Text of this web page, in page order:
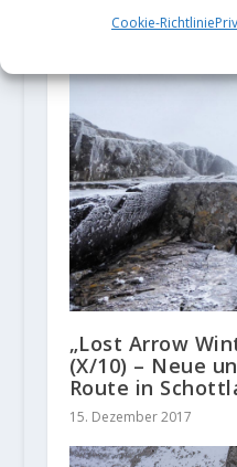
Cookie-Richtlinie
31. August 2023
„Lost Arrow
(X/10) – Neue
Route in
15. Dezember 2017